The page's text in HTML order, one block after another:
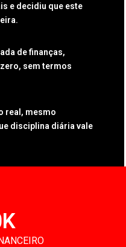
e decidiu que este
de finanças,
sem termos
real, mesmo
disciplina diária vale
K